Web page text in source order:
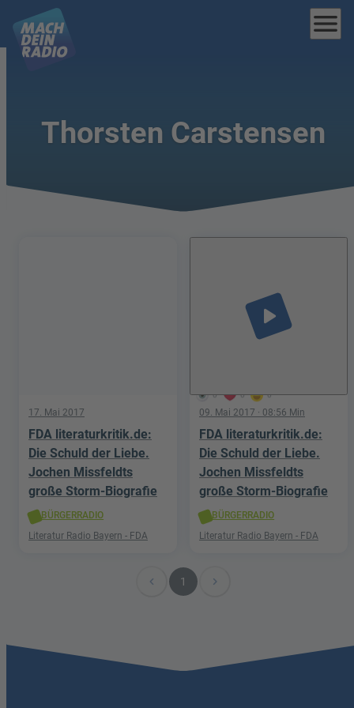
menu
Thorsten Carstensen
17. Mai 2017
FDA literaturkritik.de:
Die Schuld der Liebe.
Jochen Missfeldts
große Storm-Biografie
BÜRGERRADIO
Literatur Radio Bayern - FDA
0 0 0
play_arrow
09. Mai 2017 · 08:56 Min
FDA literaturkritik.de:
Die Schuld der Liebe.
Jochen Missfeldts
große Storm-Biografie
BÜRGERRADIO
Literatur Radio Bayern - FDA
navigate_before 1 navigate_next